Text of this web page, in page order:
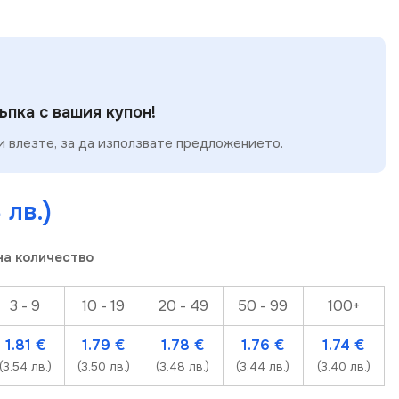
с вашия купон!
влезте, за да използвате предложението.
лв.)
количество
3 - 9 10 - 19 20 - 49 50 - 99 100+
1.81 €
лв.)
1.79€
(3.50 лв.)
1.78€
(3.48 лв.)
1.76€
(3.44 лв.)
1.74€
(3.40 лв.)